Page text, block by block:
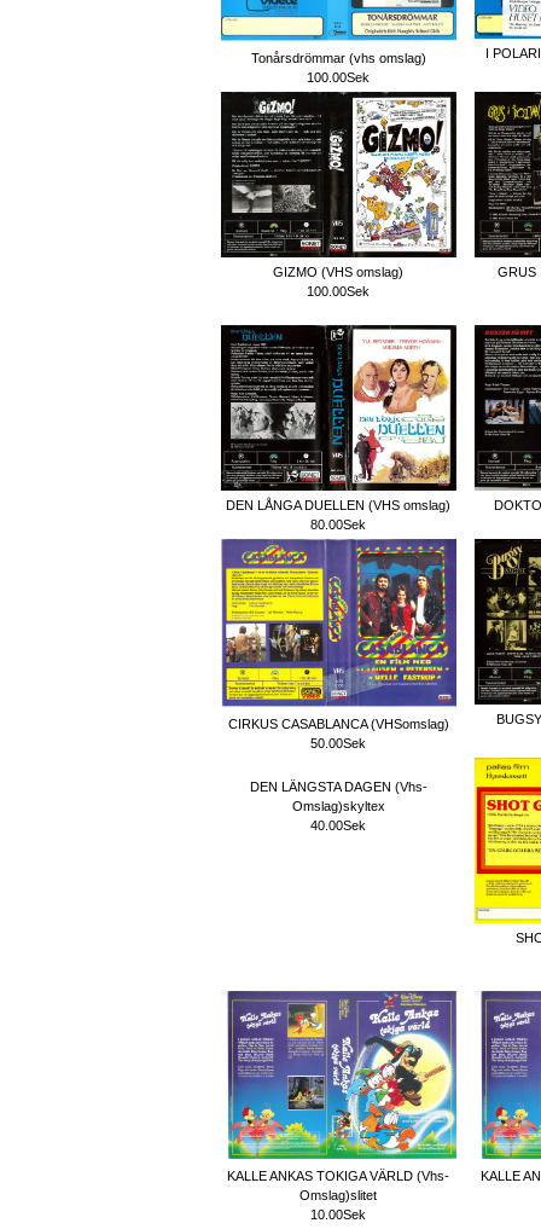
Tonårsdrömmar (vhs omslag)
100.00Sek
I
GIZMO (VHS omslag)
100.00Sek
GRUS
DEN LÅNGA DUELLEN (VHS omslag)
80.00Sek
CIRKUS CASABLANCA (VHSomslag)
50.00Sek
DEN LÄNGSTA DAGEN (Vhs-
Omslag)skyltex
40.00Sek
KALLE ANKAS TOKIGA VÄRLD (Vhs-
Omslag)slitet
10.00Sek
KALLE